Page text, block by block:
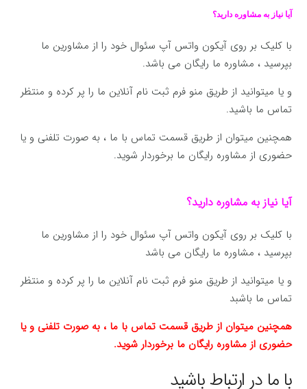
آیا نیاز به مشاوره دارید؟
با کلیک بر روی آیکون واتس آپ سئوال خود را از مشاورین ما
بپرسید ، مشاوره ما رایگان می باشد.
و یا میتوانید از طریق منو فرم ثبت نام آنلاین ما را پر کرده و منتظر
تماس ما باشید.
همچنین میتوان از طریق قسمت تماس با ما ، به صورت تلفنی و یا
حضوری از مشاوره رایگان ما برخوردار شوید.
آیا نیاز به مشاوره دارید؟
با کلیک بر روی آیکون واتس آپ سئوال خود را از مشاورین ما
بپرسید ، مشاوره ما رایگان می باشد
و یا میتوانید از طریق منو فرم ثبت نام آنلاین ما را پر کرده و منتظر
تماس ما باشبد
همچنین میتوان از طریق قسمت تماس با ما ، به صورت تلفنی و یا
حضوری از مشاوره رایگان ما برخوردار شوید.
با ما در ارتباط باشید